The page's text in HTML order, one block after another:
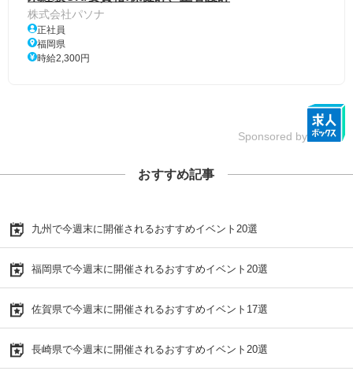
株式会社パソナ
正社員
福岡県
時給2,300円
Sponsored by
おすすめ記事
九州で今週末に開催されるおすすめイベント20選
福岡県で今週末に開催されるおすすめイベント20選
佐賀県で今週末に開催されるおすすめイベント17選
長崎県で今週末に開催されるおすすめイベント20選